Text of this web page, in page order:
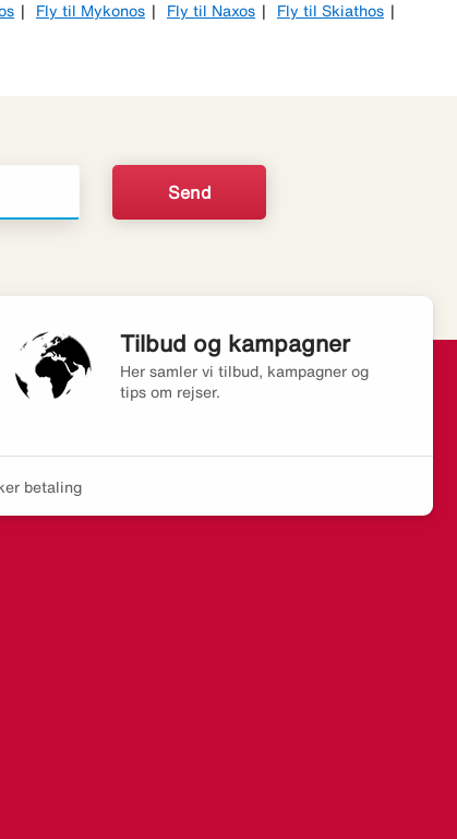
Fly til Mykonos Fly til Naxos
Fly til Skiathos
Tilbud og kampagner
Her samler vi tilbud, kampagner og
tips om rejser.
betaling